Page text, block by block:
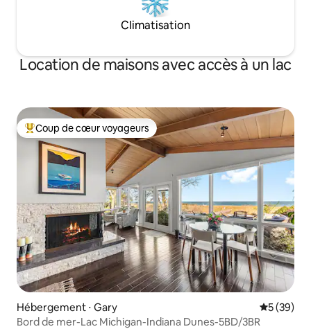
Climatisation
Location de maisons avec accès à un lac
Coups de cœur voyageurs les plus appréciés
Coup de cœur voyageurs
Hébergement ⋅ Gary
5 (39)
Bord de mer-Lac Michigan-Indiana Dunes-5BD/3BR